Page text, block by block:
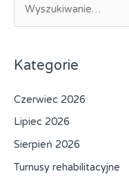
k
j
d
l
a
Kategorie
Czerwiec 2026
Lipiec 2026
Sierpień 2026
Turnusy rehabilitacyjne